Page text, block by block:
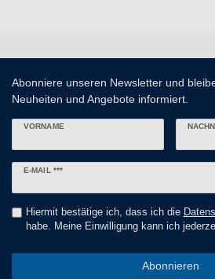
Abonniere unseren Newsletter und
Neuheiten und Angebote informiert.
VORNAME
E-MAIL ***
Newsletter
Hiermit bestätige ich, dass ich die
habe. Meine Einwilligung kann ich
Abonnieren